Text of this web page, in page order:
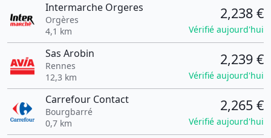
Intermarche Orgeres
Orgères
4,1 km
2,238 €
Vérifié aujourd'hui
Sas Arobin
Rennes
12,3 km
2,239 €
Vérifié aujourd'hui
Carrefour Contact
Bourgbarré
0,7 km
2,265 €
Vérifié aujourd'hui